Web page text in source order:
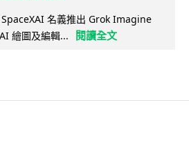
名義推出 Grok Imagine
繪圖及編輯...
閱讀全文